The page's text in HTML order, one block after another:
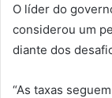
O líder do
considerou um
diante dos
“As taxas